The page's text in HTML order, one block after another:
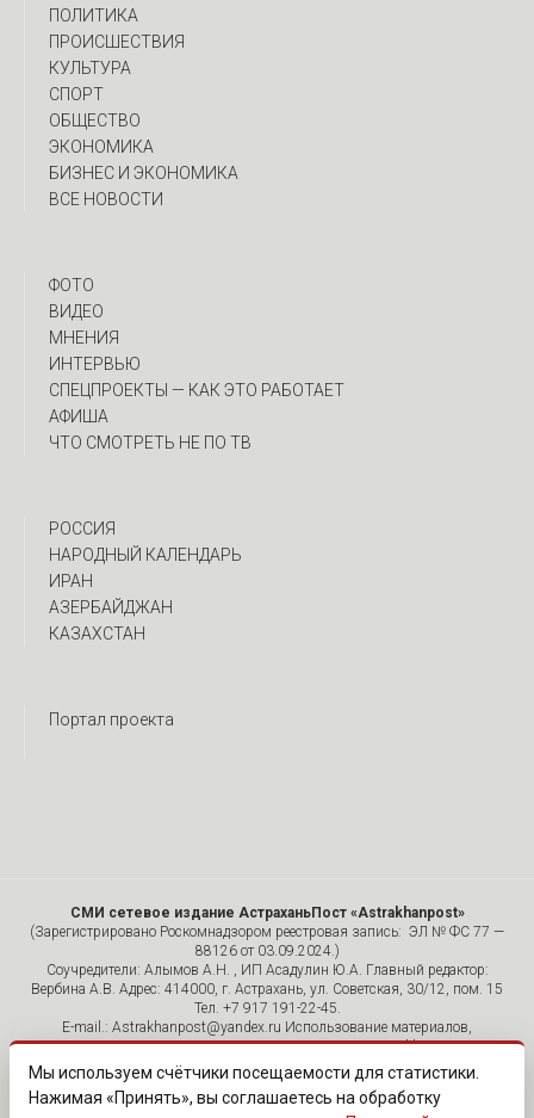
ПОЛИТИКА
ПРОИСШЕСТВИЯ
КУЛЬТУРА
СПОРТ
ОБЩЕСТВО
ЭКОНОМИКА
БИЗНЕС И ЭКОНОМИКА
ВСЕ НОВОСТИ
ФОТО
ВИДЕО
МНЕНИЯ
ИНТЕРВЬЮ
CПЕЦПРОЕКТЫ — КАК ЭТО РАБОТАЕТ
АФИША
ЧТО СМОТРЕТЬ НЕ ПО ТВ
РОССИЯ
НАРОДНЫЙ КАЛЕНДАРЬ
ИРАН
АЗЕРБАЙДЖАН
КАЗАХСТАН
Портал проекта
СМИ сетевое издание АстраханьПост «Astrakhanpost»
(Зарегистрировано Роскомнадзором реестровая запись: ЭЛ № ФС 77 —
88126 от 03.09.2024.)
Соучредители: Алымов А.Н. , ИП Асадулин Ю.А. Главный редактор:
Вербина А.В. Адрес: 414000, г. Астрахань, ул. Советская, 30/12, пом. 15
Тел. +7 917 191-22-45.
E-mail.: Astrakhanpost@yandex.ru Использование материалов,
размещенных на страницах сетевого издания «Astrakhanpost»,
допускается исключительно с указанием источника и публикацией
активной гиперссылки на портал Astrakhanpost.ru. Комментарии
читателей сайта размещаются без предварительного редактирования.
Мы используем счётчики посещаемости для статистики.
Нажимая «Принять», вы соглашаетесь на обработку